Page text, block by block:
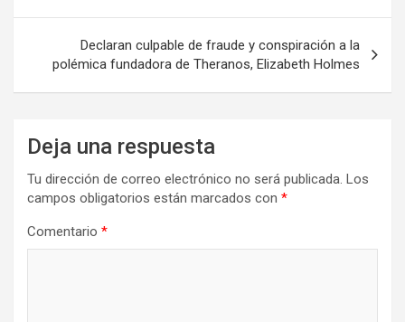
entradas
Declaran culpable de fraude y conspiración a la
polémica fundadora de Theranos, Elizabeth Holmes
Deja una respuesta
Tu dirección de correo electrónico no será publicada. Los
campos obligatorios están marcados con *
Comentario *